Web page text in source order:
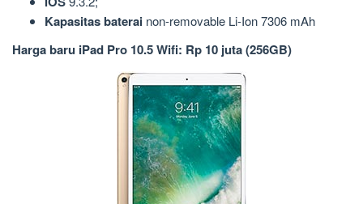
Kapasitas baterai non-removable Li-Ion 7306 mAh
Harga baru iPad Pro 10.5 Wifi: Rp 10 juta (256GB)